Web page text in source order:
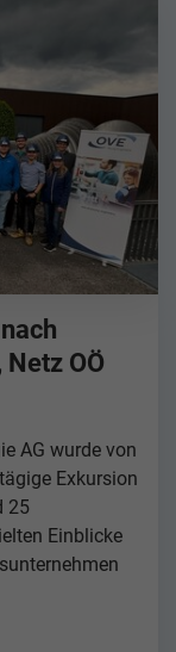
OÖ
AG wurde von
Exkursion
25
Einblicke